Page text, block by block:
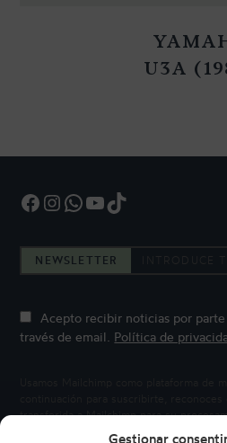
Gestionar
U3A
Facebook InstagramWhatsApp YouTube TikTok
NEWSLETTER
Acepto recibir noticias por parte
través de email. Política de
transferida a Mailchimp para su